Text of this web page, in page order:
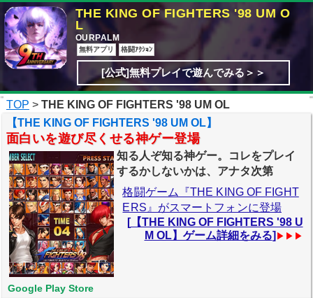
THE KING OF FIGHTERS '98 UM O
L
OURPALM
無料アプリ 格闘ｱｸｼｮﾝ
[公式]無料プレイで遊んでみる＞＞
TOP > THE KING OF FIGHTERS '98 UM OL
【THE KING OF FIGHTERS '98 UM OL】
面白いを遊び尽くせる神ゲー登場
知る人ぞ知る神ゲー。コレをプレイ
するかしないかは、アナタ次第
格闘ゲーム『THE KING OF FIGHT
ERS』がスマートフォンに登場
[【THE KING OF FIGHTERS '98 U
M OL】ゲーム詳細をみる] ▶▶▶
Google Play Store